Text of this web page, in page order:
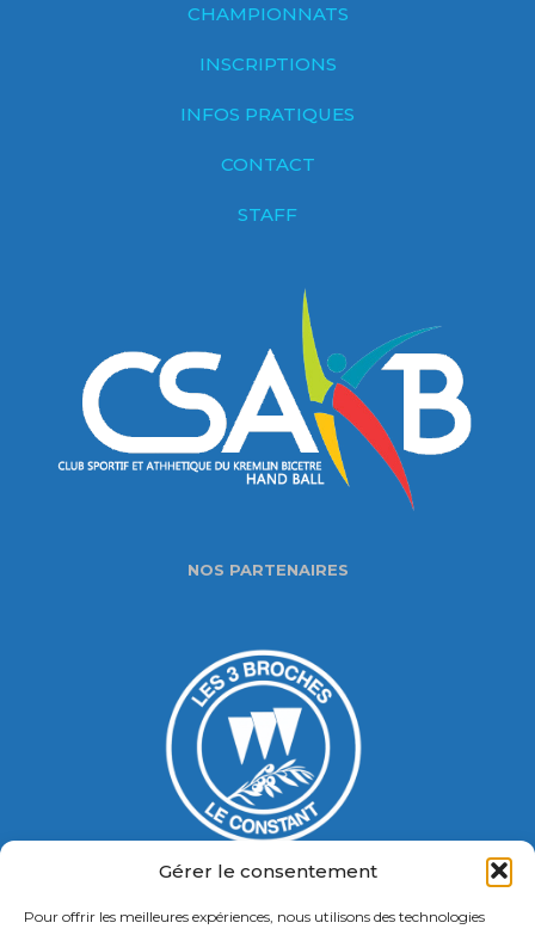
Gérer le consentement
Pour offrir les meilleures expériences, nous utilisons des technologies
CHAMPIONNATS
INSCRIPTIONS
INFOS PRATIQUES
CONTACT
STAFF
NOS PARTENAIRES
Gymnase Jacques Ducasse